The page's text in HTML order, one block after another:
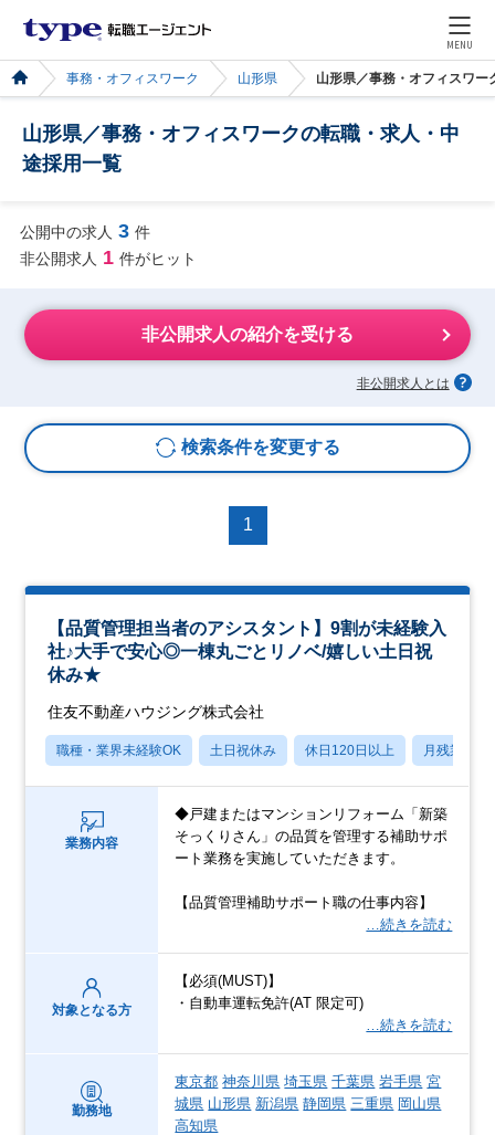
MENU
事務・オフィスワーク 山形県 山形県／事務・オフィスワー
山形県／事務・オフィスワークの転職・求人・中
途採用一覧
公開中の求人 3 件
非公開求人 1 件がヒット
非公開求人の紹介を受ける
非公開求人とは
検索条件を変更する
1
【品質管理担当者のアシスタント】9割が未経験入
社♪大手で安心◎一棟丸ごとリノベ/嬉しい土日祝
休み★
住友不動産ハウジング株式会社
職種・業界未経験OK 土日祝休み 休日120日以上 月残業20
業務内容
◆戸建またはマンションリフォーム「新築
そっくりさん」の品質を管理する補助サポ
ート業務を実施していただきます。
【品質管理補助サポート職の仕事内容】
…続きを読む
対象となる方
【必須(MUST)】
・自動車運転免許(AT 限定可)
…続きを読む
勤務地
東京都 神奈川県 埼玉県 千葉県 岩手県 宮
城県 山形県 新潟県 静岡県 三重県 岡山県
高知県